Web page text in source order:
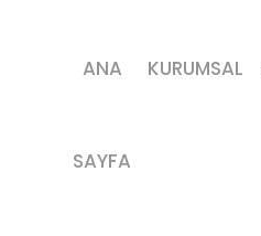
ANA
SAYFA
KURUMSAL